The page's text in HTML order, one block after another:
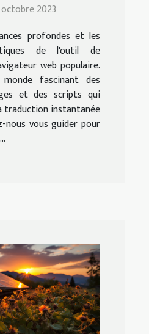
2023
profondes et les
de l'outil de
web populaire.
fascinant des
et des scripts qui
traduction instantanée
nous vous guider pour